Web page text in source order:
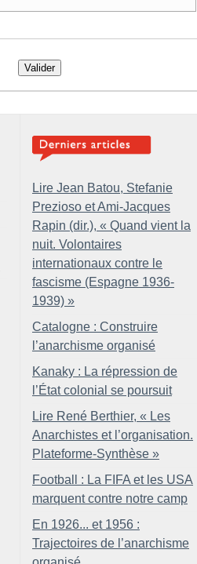
Valider
Lire Jean Batou, Stefanie
Prezioso et Ami-Jacques
Rapin (dir.), « Quand vient la
nuit. Volontaires
internationaux contre le
fascisme (Espagne 1936-
1939) »
Catalogne : Construire
l’anarchisme organisé
Kanaky : La répression de
l’État colonial se poursuit
Lire René Berthier, « Les
Anarchistes et l’organisation.
Plateforme-Synthèse »
Football : La FIFA et les USA
marquent contre notre camp
En 1926... et 1956 :
Trajectoires de l’anarchisme